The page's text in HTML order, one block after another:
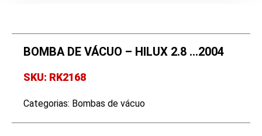
BOMBA DE VÁCUO – HILUX 2.8 …2004
SKU: RK2168
Categorias: Bombas de vácuo